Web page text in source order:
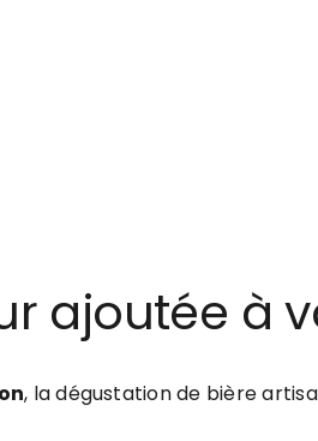
ajoutée à
, la dégustation de bière